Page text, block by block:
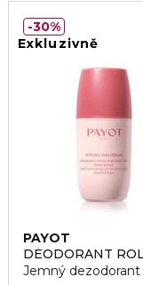
Exkluzivně
PAYOT
DÉODORANT
Jemný
30%